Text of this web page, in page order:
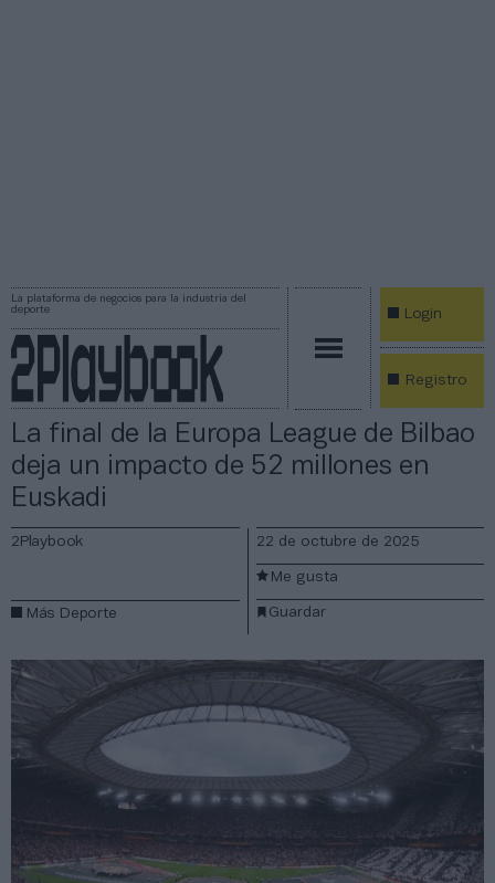
La plataforma de negocios para la industria del
deporte
Login
Registro
La final de la Europa League de Bilbao
deja un impacto de 52 millones en
Euskadi
2Playbook
Más Deporte
22 de octubre de 2025
Guardar
Me gusta